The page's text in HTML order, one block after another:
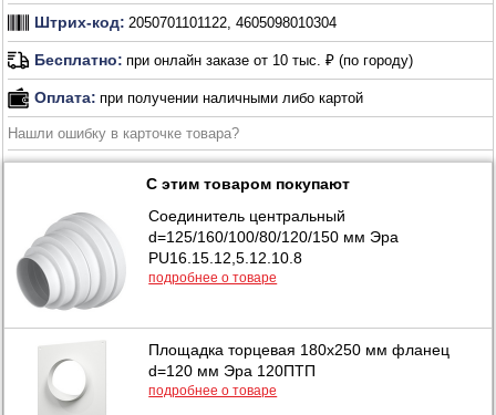
Штрих-код: 2050701101122, 4605098010304
Бесплатно: при онлайн заказе от 10 тыс. ₽ (по городу)
Оплата: при получении наличными либо картой
Нашли ошибку в карточке товара?
С этим товаром покупают
Соединитель центральный
d=125/160/100/80/120/150 мм Эра
PU16.15.12,5.12.10.8
подробнее о товаре
Площадка торцевая 180х250 мм фланец
d=120 мм Эра 120ПТП
подробнее о товаре